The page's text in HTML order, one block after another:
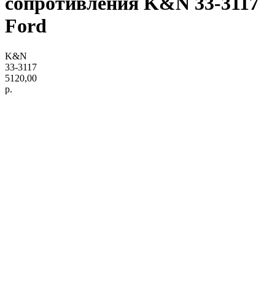
Ford
K&N
33-3117
5120,00
р.